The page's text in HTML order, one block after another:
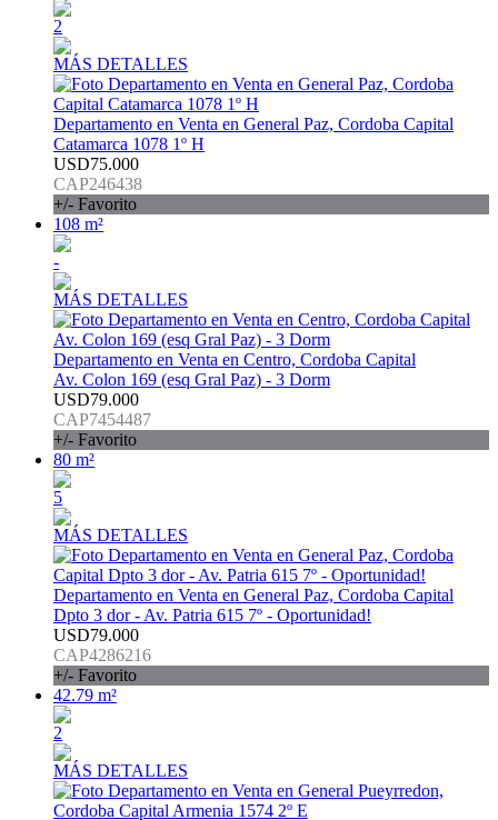
2
MÁS DETALLES
Departamento en Venta en General Paz, Cordoba Capital
Catamarca 1078 1º H
USD75.000
CAP246438
+/- Favorito
108 m²
-
MÁS DETALLES
Departamento en Venta en Centro, Cordoba Capital
Av. Colon 169 (esq Gral Paz) - 3 Dorm
USD79.000
CAP7454487
+/- Favorito
80 m²
5
MÁS DETALLES
Departamento en Venta en General Paz, Cordoba Capital
Dpto 3 dor - Av. Patria 615 7º - Oportunidad!
USD79.000
CAP4286216
+/- Favorito
42.79 m²
2
MÁS DETALLES